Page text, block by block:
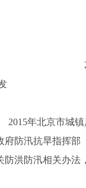
2015年
2015年北京市城
防汛抗旱指挥
洪防汛相关办法